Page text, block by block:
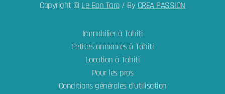
Copyright ©Le Bon Taro/ ByCREA PASSION
Immobilier à Tahiti
Petites annonces à Tahiti
Location à Tahiti
Pour les pros
Conditions générales d'utilisation